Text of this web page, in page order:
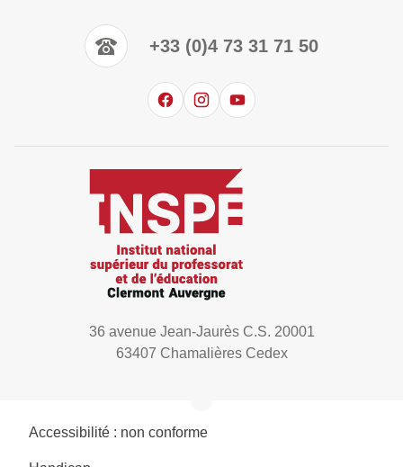
+33 (0)4 73 31 71 50
36 avenue Jean-Jaurès C.S. 20001
63407 Chamalières Cedex
Accessibilité : non conforme